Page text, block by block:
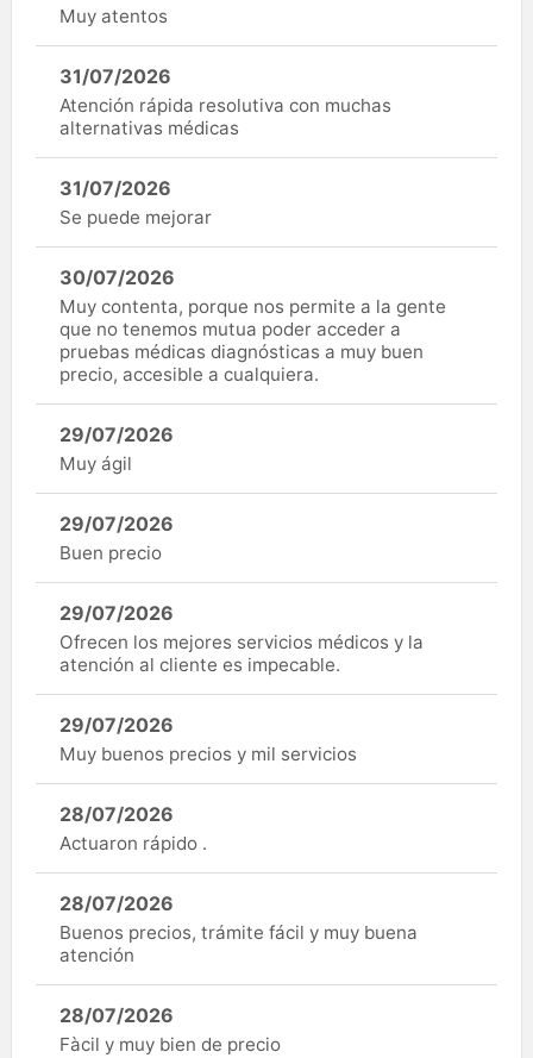
Muy atentos
31/07/2026
Atención rápida resolutiva con muchas
alternativas médicas
31/07/2026
Se puede mejorar
30/07/2026
Muy contenta, porque nos permite a la gente
que no tenemos mutua poder acceder a
pruebas médicas diagnósticas a muy buen
precio, accesible a cualquiera.
29/07/2026
Muy ágil
29/07/2026
Buen precio
29/07/2026
Ofrecen los mejores servicios médicos y la
atención al cliente es impecable.
29/07/2026
Muy buenos precios y mil servicios
28/07/2026
Actuaron rápido .
28/07/2026
Buenos precios, trámite fácil y muy buena
atención
28/07/2026
Fàcil y muy bien de precio